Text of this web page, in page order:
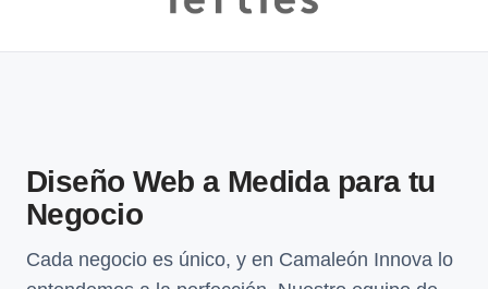
Diseño Web a Medida para tu
Negocio
Cada negocio es único, y en Camaleón Innova lo